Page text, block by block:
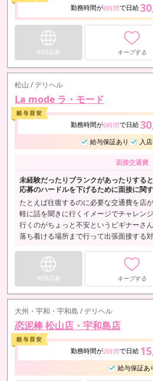
勤務時間が8時間で日給
WEB応募 キープする
松山 / デリヘル
La mode ラ・モード
勤務時間が6時間で日給
給与保証あり
入
面接交通費
未経験だったりブランクがあったりする
応募のハードルを下げるために面接に関
たとえば往復するのに必要な交通費を店
軽に話を聞きに行くイメージでチャレン
行くのがちょっと不安というビギナーさ
落ち着ける場所まで行って出張面接する
WEB応募 キープする
大州・宇和・宇和島 / デリヘル
恋泥棒 松山店・宇和島店
勤務時間が2時間で日給
給与保証あ